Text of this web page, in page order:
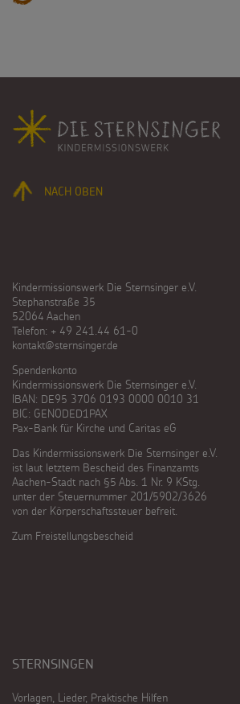
Fußbereich
NACH OBEN
Kindermissionswerk Die Sternsinger e.V.
Stephanstraße 35
52064 Aachen
Telefon: + 49 241.44 61-0
kontakt@sternsinger.de
Spendenkonto
Kindermissionswerk Die Sternsinger e.V.
IBAN: DE95 3706 0193 0000 0010 31
BIC: GENODED1PAX
Pax-Bank für Kirche und Caritas eG
Das Kindermissionswerk Die Sternsinger e.V.
ist laut letztem Bescheid des Finanzamts
Aachen-Stadt nach §5 Abs. 1 Nr. 9 KStg.
unter der Steuernummer 201/5902/3626
von der Körperschaftssteuer befreit.
Zum Freistellungsbescheid
STERNSINGEN
Vorlagen, Lieder, Praktische Hilfen